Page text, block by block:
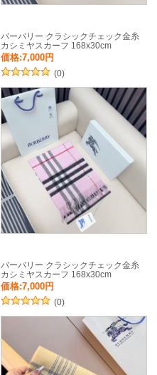
バーバリー クラシックチェック金糸
カシミヤスカーフ 168x30cm
価格:7,000円
(0)
バーバリー クラシックチェック金糸
カシミヤスカーフ 168x30cm
価格:7,000円
(0)